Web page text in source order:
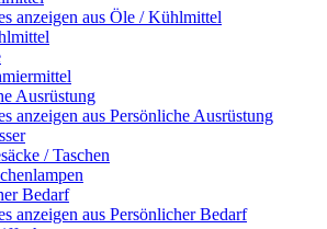
anzeigen aus Öle / Kühlmittel
Ausrüstung
anzeigen aus Persönliche Ausrüstung
/ Taschen
Bedarf
anzeigen aus Persönlicher Bedarf